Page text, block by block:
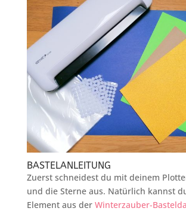
BASTELANLEITUNG
Zuerst schneidest du mit deinem
und die Sterne aus. Natürlich kannst
Element aus der Winterzauber-